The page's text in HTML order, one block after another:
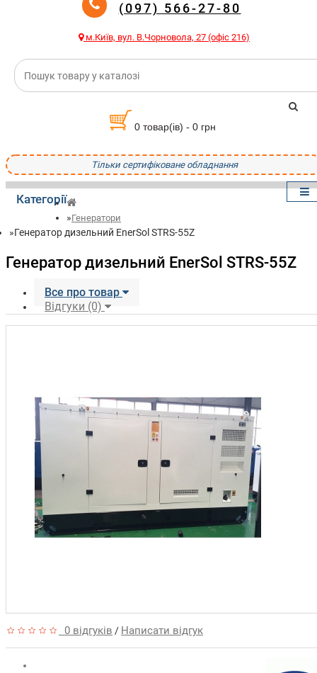
(097) 566-27-80
м.Київ, вул. В.Чорновола, 27 (офіс 216)
0 товар(ів) - 0 грн
Тільки сертифіковане обладнання
Категорії
Генератори
Генератор дизельний EnerSol STRS-55Z
Генератор дизельний EnerSol STRS-55Z
Все про товар
Відгуки (0)
0 відгуків / Написати відгук